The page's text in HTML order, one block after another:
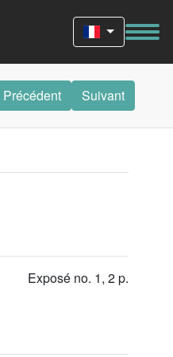
Précédent Suivant
Exposé no. 1, 2 p.